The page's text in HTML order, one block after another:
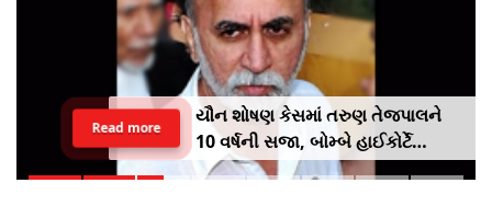
યૌન શોષણ કેસમાં તરુણ તેજપાલને
10 વર્ષની સજા, બોમ્બે હાઈકોર્ટે
નીચલી અદાલતનો ચુકાદો પલટ્યો
Read more